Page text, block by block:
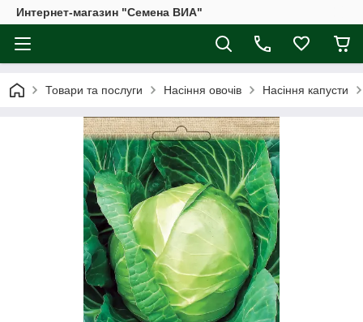
Интернет-магазин "Семена ВИА"
Товари та послуги Насіння овочів Насіння капусти